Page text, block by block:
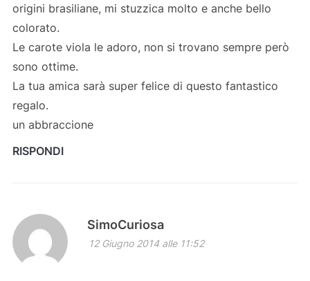
origini brasiliane, mi stuzzica molto e anche bello
colorato.
Le carote viola le adoro, non si trovano sempre però
sono ottime.
La tua amica sarà super felice di questo fantastico
regalo.
un abbraccione
RISPONDI
SimoCuriosa
12 Giugno 2014 alle 11:52